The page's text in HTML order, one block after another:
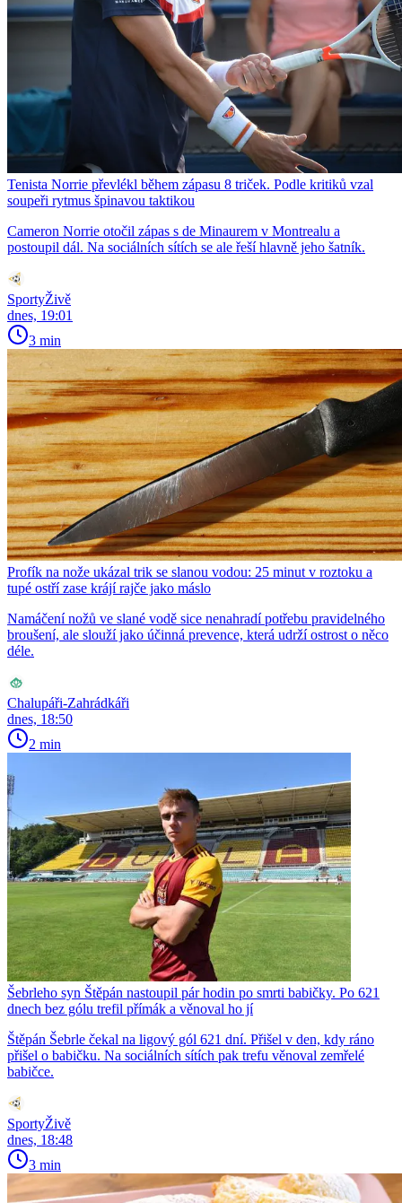
Tenista Norrie převlékl během zápasu 8 triček. Podle kritiků vzal
soupeři rytmus špinavou taktikou
Cameron Norrie otočil zápas s de Minaurem v Montrealu a
postoupil dál. Na sociálních sítích se ale řeší hlavně jeho šatník.
SportyŽivě
dnes, 19:01
3 min
Profík na nože ukázal trik se slanou vodou: 25 minut v roztoku a
tupé ostří zase krájí rajče jako máslo
Namáčení nožů ve slané vodě sice nenahradí potřebu pravidelného
broušení, ale slouží jako účinná prevence, která udrží ostrost o něco
déle.
Chalupáři-Zahrádkáři
dnes, 18:50
2 min
Šebrleho syn Štěpán nastoupil pár hodin po smrti babičky. Po 621
dnech bez gólu trefil přímák a věnoval ho jí
Štěpán Šebrle čekal na ligový gól 621 dní. Přišel v den, kdy ráno
přišel o babičku. Na sociálních sítích pak trefu věnoval zemřelé
babičce.
SportyŽivě
dnes, 18:48
3 min